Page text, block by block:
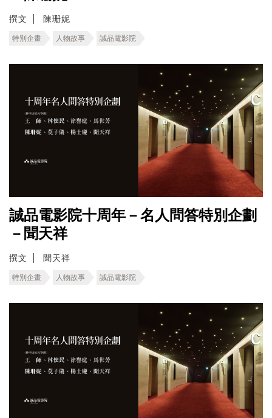
撰文 陳珊妮
特別企畫 人物故事 誠品電影院
誠品電影院十周年－名人問答特別企劃
－聞天祥
撰文 聞天祥
特別企畫 人物故事 誠品電影院